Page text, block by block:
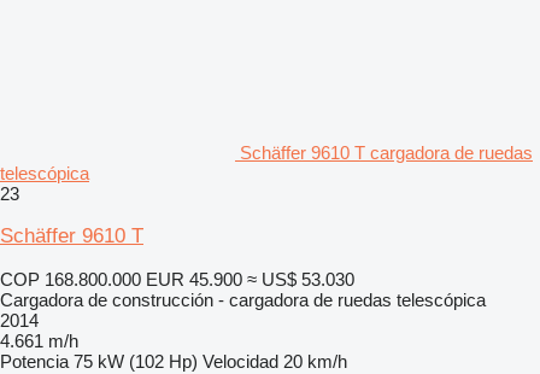
Schäffer 9610 T cargadora de ruedas
telescópica
23
Schäffer 9610 T
COP 168.800.000 EUR 45.900 ≈ US$ 53.030
Cargadora de construcción - cargadora de ruedas telescópica
2014
4.661 m/h
Potencia 75 kW (102 Hp) Velocidad 20 km/h